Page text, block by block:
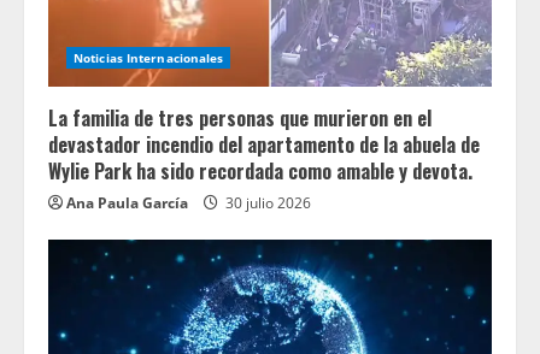
Noticias Internacionales
La familia de tres personas que murieron en el
devastador incendio del apartamento de la abuela de
Wylie Park ha sido recordada como amable y devota.
Ana Paula García 30 julio 2026